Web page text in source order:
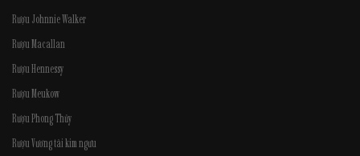
Rượu Chivas
Rượu Johnnie Walker
Rượu Macallan
Rượu Hennessy
Rượu Meukow
Rượu Phong Thủy